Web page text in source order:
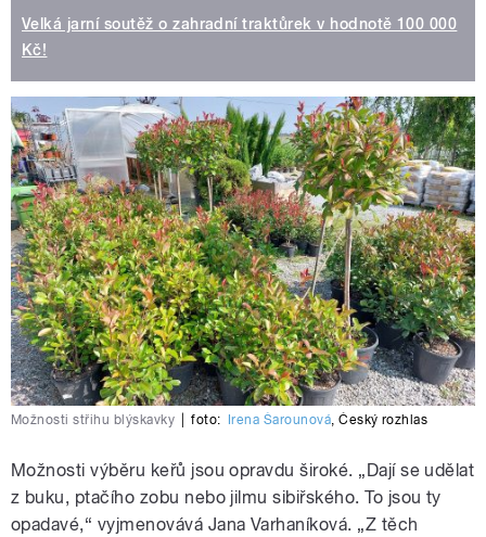
Velká jarní soutěž o zahradní traktůrek v hodnotě 100 000
Kč!
Možnosti střihu blýskavky foto: Irena Šarounová,Český rozhlas
Možnosti výběru keřů jsou opravdu široké. „Dají se udělat
z buku, ptačího zobu nebo jilmu sibiřského. To jsou ty
opadavé,“ vyjmenovává Jana Varhaníková. „Z těch